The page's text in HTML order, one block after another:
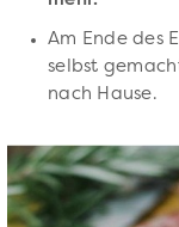
Am Ende des
selbst
nach Hause.